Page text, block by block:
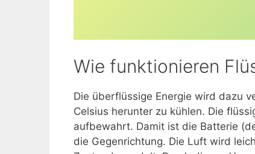
Wie funktionieren
Die überflüssige Energie wird dazu
Celsius herunter zu kühlen. Die
aufbewahrt. Damit ist die Batterie
die Gegenrichtung. Die Luft wird